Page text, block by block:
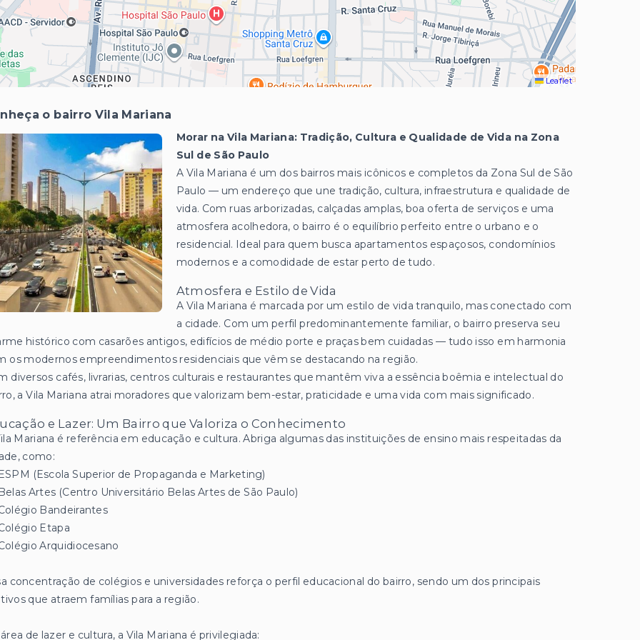
Leaflet
o bairro Vila Mariana
Morar na Vila Mariana: Tradição, Cultura e Qualidade de Vida na Zona
Sul de São Paulo
A Vila Mariana é um dos bairros mais icônicos e completos da Zona Sul de São
Paulo — um endereço que une tradição, cultura, infraestrutura e qualidade de
vida. Com ruas arborizadas, calçadas amplas, boa oferta de serviços e uma
atmosfera acolhedora, o bairro é o equilíbrio perfeito entre o urbano e o
residencial. Ideal para quem busca apartamentos espaçosos, condomínios
modernos e a comodidade de estar perto de tudo.
Atmosfera e Estilo de Vida
A Vila Mariana é marcada por um estilo de vida tranquilo, mas conectado com
a cidade. Com um perfil predominantemente familiar, o bairro preserva seu
histórico com casarões antigos, edifícios de médio porte e praças bem cuidadas — tudo isso em harmonia
os modernos empreendimentos residenciais que vêm se destacando na região.
diversos cafés, livrarias, centros culturais e restaurantes que mantêm viva a essência boêmia e intelectual do
a Vila Mariana atrai moradores que valorizam bem-estar, praticidade e uma vida com mais significado.
e Lazer: Um Bairro que Valoriza o Conhecimento
Mariana é referência em educação e cultura. Abriga algumas das instituições de ensino mais respeitadas da
como:
(Escola Superior de Propaganda e Marketing)
Artes (Centro Universitário Belas Artes de São Paulo)
Bandeirantes
Etapa
Arquidiocesano
concentração de colégios e universidades reforça o perfil educacional do bairro, sendo um dos principais
que atraem famílias para a região.
de lazer e cultura, a Vila Mariana é privilegiada: